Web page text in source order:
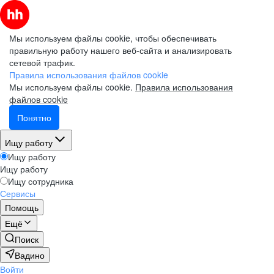
Мы используем файлы cookie, чтобы обеспечивать
правильную работу нашего веб-сайта и анализировать
сетевой трафик.
Правила использования файлов cookie
Мы используем файлы cookie. Правила использования
файлов cookie
Понятно
Ищу работу
Ищу работу
Ищу работу
Ищу сотрудника
Сервисы
Помощь
Ещё
Поиск
Вадино
Войти